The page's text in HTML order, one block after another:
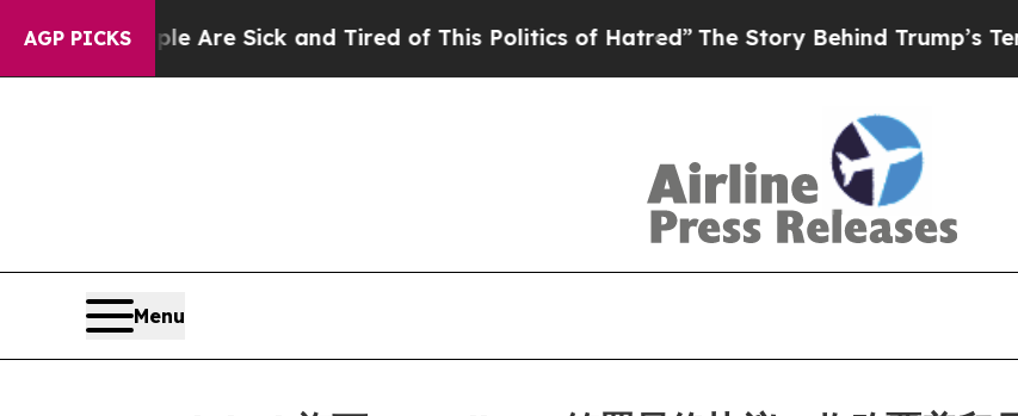
AGP PICKSAre Sick and Tired of This Politics of Hatred”The Story Behind Trump’s Terrible
Menu